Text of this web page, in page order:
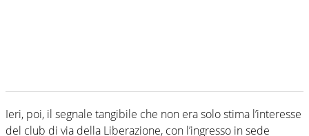
Ieri, poi, il segnale tangibile che non era solo stima l’interesse
del club di via della Liberazione, con l’ingresso in sede